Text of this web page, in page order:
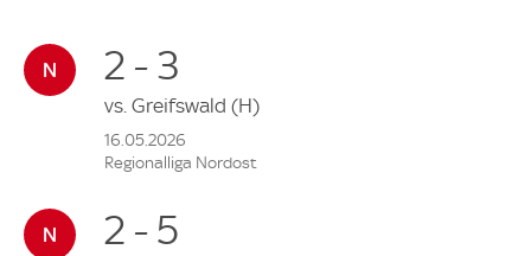
2 - 3
vs. Greifswald (H)
16.05.2026
Regionalliga Nordost
2 - 5